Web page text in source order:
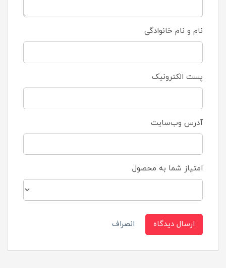
نام و نام خانوادگی
پست الکترونیک
آدرس وب‌سایت
امتیاز شما به محصول
ارسال دیدگاه انصراف